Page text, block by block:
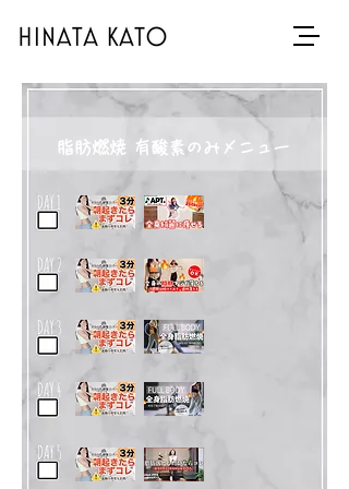
脂肪燃焼 有酸素のみメニュー